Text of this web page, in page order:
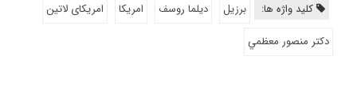
کلید واژه ها: برزیل دیلما روسف امریکا
امریکای لاتین
دكتر منصور معظمي